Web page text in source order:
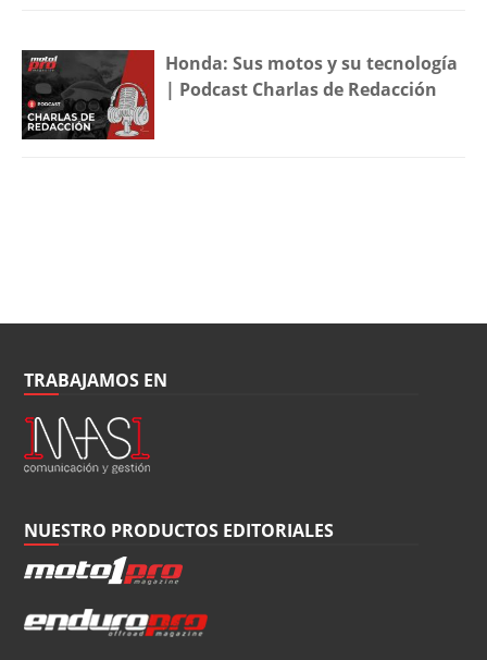
Honda: Sus motos y su tecnología
| Podcast Charlas de Redacción
TRABAJAMOS EN
NUESTRO PRODUCTOS EDITORIALES